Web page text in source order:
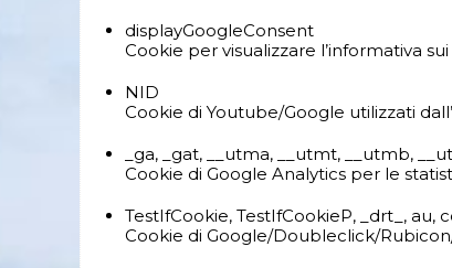
displayGoogleConsent
Cookie per visualizzare l’informativa
NID
Cookie di Youtube/Google utilizzati
_ga, _gat, __utma, __utmt, __utmb,
Cookie di Google Analytics per le
TestIfCookie, TestIfCookieP, _drt_, au,
Cookie di Google/Doubleclick/